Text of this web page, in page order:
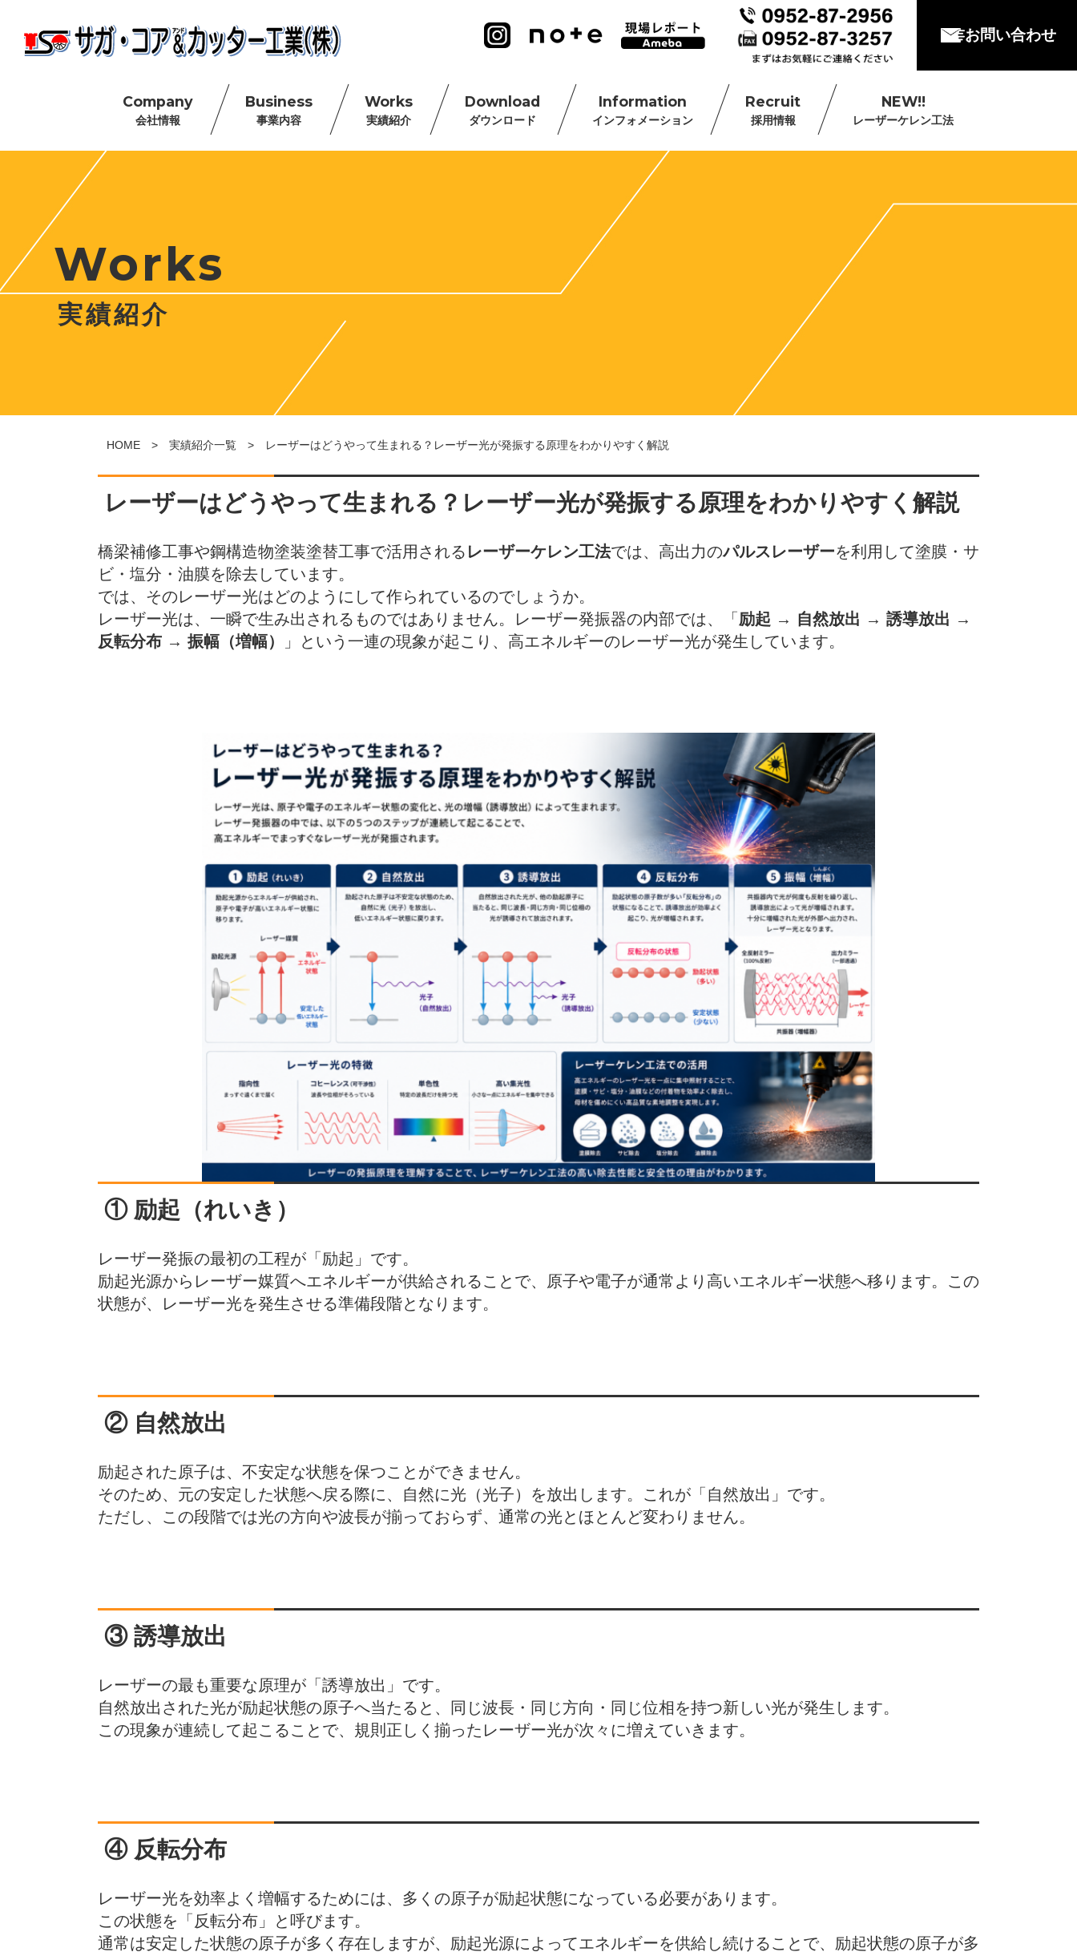
お問い合わせ
Company
会社情報
Business
事業内容
Works
実績紹介
Download
ダウンロード
Information
インフォメーション
Recruit
採用情報
NEW!!
レーザーケレン工法
Works
実績紹介
HOME > 実績紹介一覧 > レーザーはどうやって生まれる？レーザー光が発振する原理をわかりやすく解説
レーザーはどうやって生まれる？レーザー光が発振する原理をわかりやすく解説
橋梁補修工事や鋼構造物塗装塗替工事で活用される レーザーケレン工法では、高出力のパルスレーザーを利用して塗膜・サ
ビ・塩分・油膜を除去しています。
では、そのレーザー光はどのようにして作られているのでしょうか。
レーザー光は、一瞬で生み出されるものではありません。レーザー発振器の内部では、「 励起 → 自然放出 → 誘導放出 →
反転分布 → 振幅（増幅）
」という一連の現象が起こり、高エネルギーのレーザー光が発生しています。
① 励起（れいき）
レーザー発振の最初の工程が「励起」です。
励起光源からレーザー媒質へエネルギーが供給されることで、原子や電子が通常より高いエネルギー状態へ移ります。この
状態が、レーザー光を発生させる準備段階となります。
② 自然放出
励起された原子は、不安定な状態を保つことができません。
そのため、元の安定した状態へ戻る際に、自然に光（光子）を放出します。これが「自然放出」です。
ただし、この段階では光の方向や波長が揃っておらず、通常の光とほとんど変わりません。
③ 誘導放出
レーザーの最も重要な原理が「誘導放出」です。
自然放出された光が励起状態の原子へ当たると、同じ波長・同じ方向・同じ位相を持つ新しい光が発生します。
この現象が連続して起こることで、規則正しく揃ったレーザー光が次々に増えていきます。
④ 反転分布
レーザー光を効率よく増幅するためには、多くの原子が励起状態になっている必要があります。
この状態を「反転分布」と呼びます。
通常は安定した状態の原子が多く存在しますが、励起光源によってエネルギーを供給し続けることで、励起状態の原子が多